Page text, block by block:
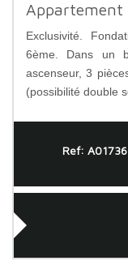
Appartement
Exclusivité.
6ème. Dans un
ascenseur, 3
(possibilité double
Ref: A01736